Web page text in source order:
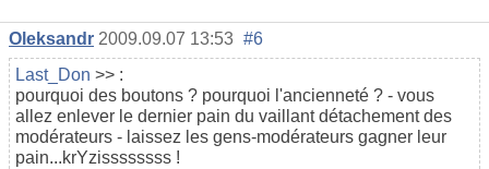
Oleksandr 2009.09.07 13:53 #6
Last_Don >> :
pourquoi des boutons ? pourquoi l'ancienneté ? - vous
allez enlever le dernier pain du vaillant détachement des
modérateurs - laissez les gens-modérateurs gagner leur
pain...krYzissssssss !